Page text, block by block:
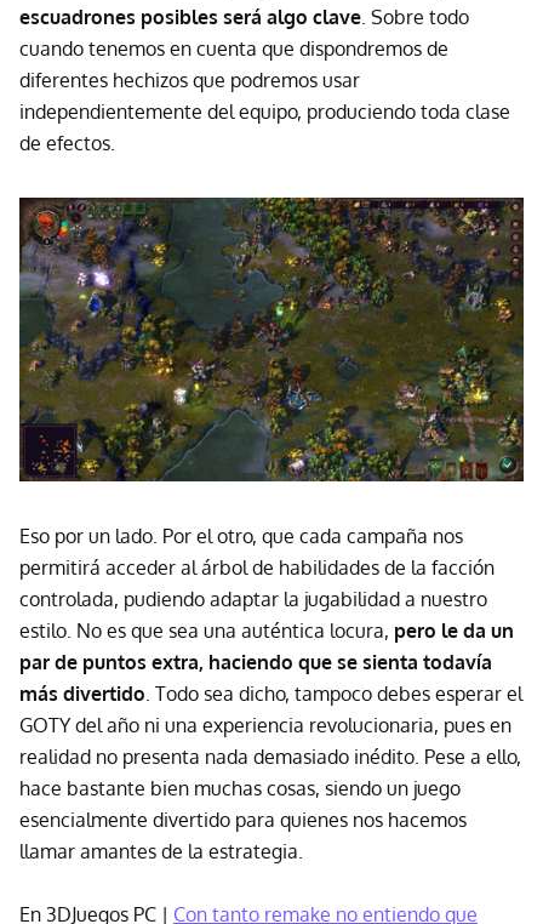
escuadrones posibles será algo clave. Sobre todo
cuando tenemos en cuenta que dispondremos de
diferentes hechizos que podremos usar
independientemente del equipo, produciendo toda clase
de efectos.
Eso por un lado. Por el otro, que cada campaña nos
permitirá acceder al árbol de habilidades de la facción
controlada, pudiendo adaptar la jugabilidad a nuestro
estilo. No es que sea una auténtica locura, pero le da un
par de puntos extra, haciendo que se sienta todavía
más divertido . Todo sea dicho, tampoco debes esperar el
GOTY del año ni una experiencia revolucionaria, pues en
realidad no presenta nada demasiado inédito. Pese a ello,
hace bastante bien muchas cosas, siendo un juego
esencialmente divertido para quienes nos hacemos
llamar amantes de la estrategia.
En 3DJuegos PC | Con tanto remake no entiendo que